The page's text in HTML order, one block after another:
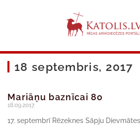
18 septembris, 2017
Mariāņu baznīcai 80
18.09.2017.
17. septembrī Rēzeknes Sāpju